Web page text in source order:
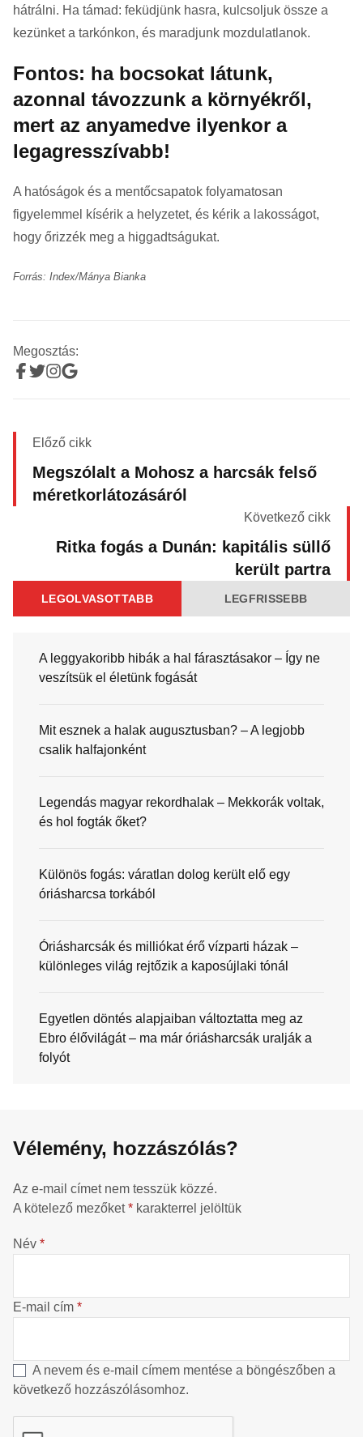
hátrálni. Ha támad: feküdjünk hasra, kulcsoljuk össze a
kezünket a tarkónkon, és maradjunk mozdulatlanok.
Fontos: ha bocsokat látunk,
azonnal távozzunk a környékről,
mert az anyamedve ilyenkor a
legagresszívabb!
A hatóságok és a mentőcsapatok folyamatosan
figyelemmel kísérik a helyzetet, és kérik a lakosságot,
hogy őrizzék meg a higgadtságukat.
Forrás: Index/Mánya Bianka
Megosztás:
Előző cikk
Megszólalt a Mohosz a harcsák felső
méretkorlátozásáról
Következő cikk
Ritka fogás a Dunán: kapitális süllő
került partra
LEGOLVASOTTABB LEGFRISSEBB
A leggyakoribb hibák a hal fárasztásakor – Így ne
veszítsük el életünk fogását
Mit esznek a halak augusztusban? – A legjobb
csalik halfajonként
Legendás magyar rekordhalak – Mekkorák voltak,
és hol fogták őket?
Különös fogás: váratlan dolog került elő egy
óriásharcsa torkából
Óriásharcsák és milliókat érő vízparti házak –
különleges világ rejtőzik a kaposújlaki tónál
Egyetlen döntés alapjaiban változtatta meg az
Ebro élővilágát – ma már óriásharcsák uralják a
folyót
Vélemény, hozzászólás?
Az e-mail címet nem tesszük közzé.
A kötelező mezőket* karakterrel jelöltük
Név *
E-mail cím *
A nevem és e-mail címem mentése a böngészőben a
következő hozzászólásomhoz.